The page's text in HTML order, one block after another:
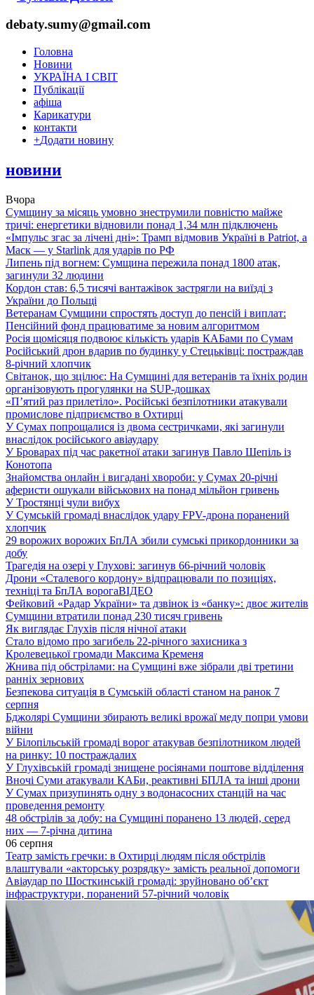
debaty.sumy@gmail.com
Головна
Новини
УКРАЇНА І СВІТ
Публікації
афіша
Карикатури
контакти
+Додати новину
новини
Вчора
Сумщину за місяць умовно знеструмили повністю майже
тричі: енергетики відновили понад 1,34 млн підключень
«Імпульс згас за лічені дні»: Трамп відмовив Україні в Patriot, а
Маск — у Starlink для ударів по РФ
Липень під вогнем: Сумщина пережила понад 1800 атак,
загинули 32 людини
Кордон став: 6,5 тисячі вантажівок застрягли на виїзді з
України до Польщі
Ветеранам Сумщини спростять доступ до пенсій і виплат:
Пенсійний фонд працюватиме за новим алгоритмом
Росія щомісяця подвоює кількість ударів КАБами по Сумам
Російський дрон вдарив по будинку у Стецьківці: постраждав
8-річний хлопчик
Світанок, що зцілює: На Сумщині для ветеранів та їхніх родин
організовують прогулянки на SUP-дошках
«П’ятий раз прилетіло». Російські безпілотники атакували
промислове підприємство в Охтирці
У Сумах попрощалися із двома сестричками, які загинули
внаслідок російського авіаудару
У Броварах під час ракетної атаки загинув Павло Шепіль із
Конотопа
Знайомства онлайн і вигадані хвороби: у Сумах 20-річні
аферисти ошукали військових на понад мільйон гривень
У Тростянці чули вибух
У Сумській громаді внаслідок удару FPV-дрона поранений
хлопчик
29 ворожих ворожих БпЛА збили сумські прикордонники за
добу
Трагедія на озері у Глухові: загинув 66-річний чоловік
Дрони «Сталевого кордону» відпрацювали по позиціях,
техніці та БпЛА ворогаВІДЕО
Фейковий «Радар України» та дзвінок із «банку»: двоє жителів
Сумщини втратили понад 230 тисяч гривень
Як виглядає Глухів після нічної атаки
Стало відомо про загибель 22-річного захисника з
Кролевецької громади Максима Кременя
Жнива під обстрілами: на Сумщині вже зібрали дві третини
ранніх зернових
Безпекова ситуація в Сумській області станом на ранок 7
серпня
Бджолярі Сумщини збирають великі врожаї меду попри умови
війни
У Білопільській громаді ворог атакував безпілотником людей
на ринку: 10 постраждалих
У Глухівській громаді знищене росіянами поштове відділення
Вночі Суми атакували КАБи, реактивні БПЛА та інші дрони
У Сумах призупинять одну з водонасосних станцій на час
проведення ремонту
48 обстрілів за добу: на Сумщині поранено 13 людей, серед
них — 7-річна дитина
06 серпня
Театр замість гречки: в Охтирці людям після обстрілів
влаштували «акторську розрядку» замість реальної допомоги
Авіаудар по Шосткинській громаді: зруйновано об’єкт
інфраструктури, поранений 57-річний чоловік